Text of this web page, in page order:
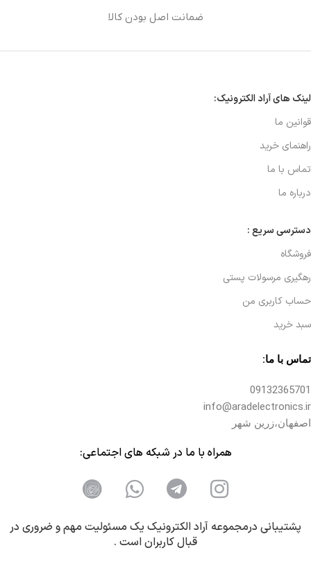
ضمانت اصل بودن کالا
لینک های آراد الکترونیک:
قوانین ما
راهنمای خرید
تماس با ما
درباره ما
دسترسی سریع :
فروشگاه
رهگیری مرسولات پستی
حساب کاربری من
سبد خرید
تماس با ما:
09132365701
info@aradelectronics.ir
اصفهان،زرین شهر
همراه با ما در شبکه های اجتماعی:
پشتیبانی درمجموعه آراد الکترونیک یک مسئولیت مهم و ضروری در
قبال کاربران است .